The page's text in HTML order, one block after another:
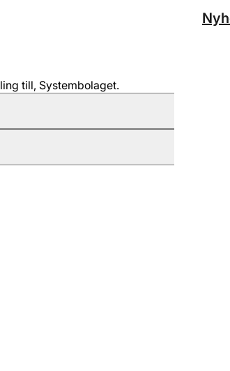
till, Systembolaget.